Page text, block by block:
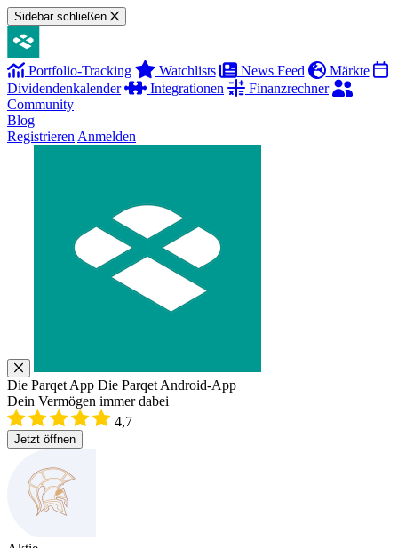
Sidebar schließen
Portfolio-Tracking Watchlists News Feed
Märkte
Dividendenkalender
Integrationen
Finanzrechner
Community
Blog
Registrieren Anmelden
Die Parqet App Die Parqet Android-App
Dein Vermögen immer dabei
4,7
Jetzt öffnen